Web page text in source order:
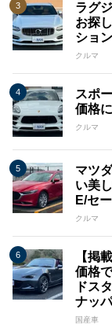
ラグ
お探
ション
クルマ
スポ
価格
クルマ
マツ
い美
E/セ
クルマ
【掲
価格
ドス
ナッ
国産車